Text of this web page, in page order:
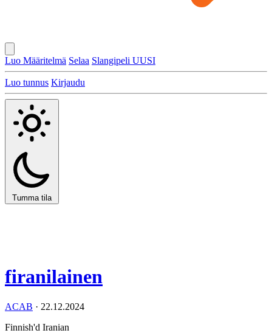
Luo Määritelmä Selaa Slangipeli UUSI
Luo tunnus Kirjaudu
Tumma tila
firanilainen
ACAB · 22.12.2024
Finnish'd Iranian